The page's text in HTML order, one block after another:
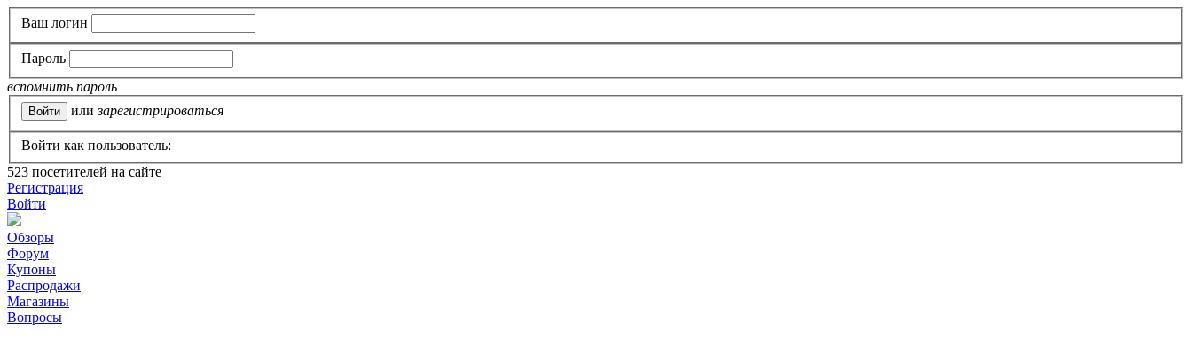
Ваш логин
Пароль
вспомнить пароль
или зарегистрироваться
Войти как пользователь:
523 посетителей на сайте
Регистрация
Войти
Обзоры
Форум
Купоны
Распродажи
Магазины
Вопросы